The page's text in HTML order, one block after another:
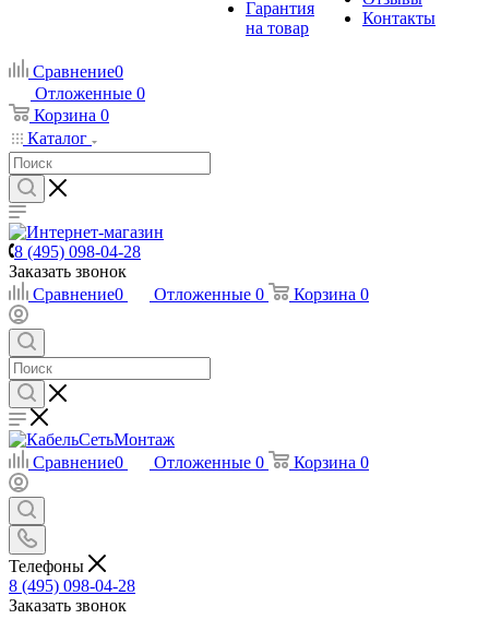
Гарантия
на товар
Контакты
Сравнение0
Отложенные 0
Корзина 0
Каталог
8 (495) 098-04-28
Заказать звонок
Сравнение0 Отложенные 0 Корзина 0
Сравнение0 Отложенные 0 Корзина 0
Телефоны
8 (495) 098-04-28
Заказать звонок